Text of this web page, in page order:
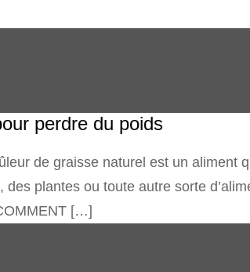
perdre du poids
de graisse naturel est un
plantes ou toute autre sorte
[…]